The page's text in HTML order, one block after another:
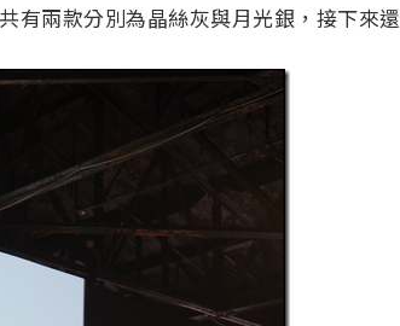
有兩款分別為晶絲灰與月光銀，接下來還